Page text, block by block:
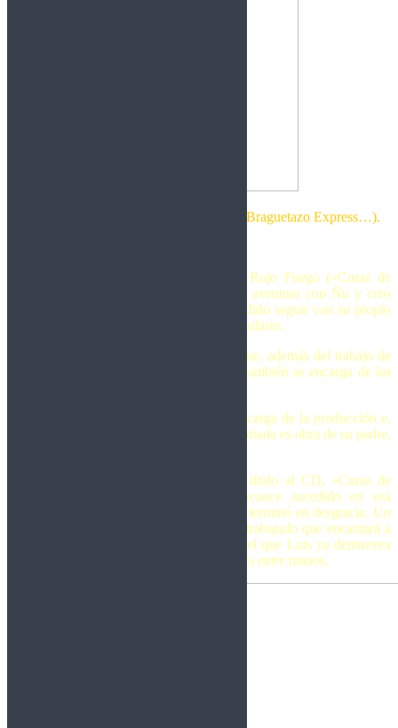
Proyecto de Luis Romerro (Ñu, Sherpa, Braguetazo Express…).
Ya tengo en mi poder el CD single de Rojo Fuego («Curas de
Logrosán»). Luis Romero, después de su aventura con Ñu y creo
que una breve con Barbara Black ha decidido seguir con su propio
proyecto y amoldándolo a sus gustos particulares.
Lo primero que me llamó la atención es que, además del trabajo de
guitarras (que Luis domina como nadie), también se encarga de las
Pero, por si esto fuera poco también se encarga de la producción e,
incluso su familia se involucra ya que la portada es obra de su padre,
El disco comienza con el single que da título al CD, «Curas de
Logrosán», basado en un luctuoso percance sucedido en esa
localidad entre miembros de la iglesia que terminó en desgracia. Un
tema en una onda power metal muy bien trabajado que encantará a
los seguidores de este estilo de rock y en el que Luis ya demuestra
de lo que es capaz cuando tiene una guitarra entre manos.